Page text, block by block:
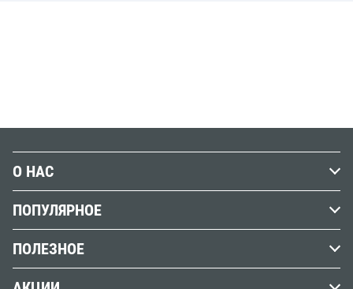
О НАС
Наши магазины
Бренды
Вакансии
ПОПУЛЯРНОЕ
Краски
ПОЛЕЗНОЕ